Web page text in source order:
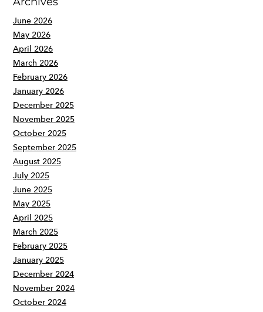
June 2026
May 2026
April 2026
March 2026
February 2026
January 2026
December 2025
November 2025
October 2025
September 2025
August 2025
July 2025
June 2025
May 2025
April 2025
March 2025
February 2025
January 2025
December 2024
November 2024
October 2024